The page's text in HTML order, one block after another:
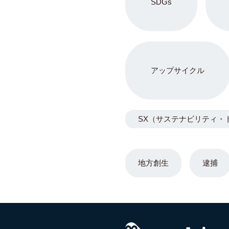
SDGs
アップサイクル
地方創生 逮捕
SX（サステナビリティ・